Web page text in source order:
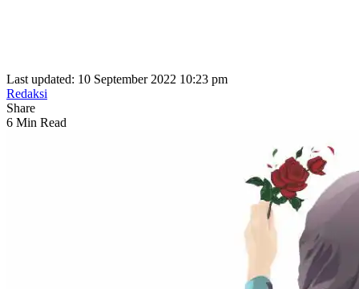
Last updated: 10 September 2022 10:23 pm
Redaksi
Share
6 Min Read